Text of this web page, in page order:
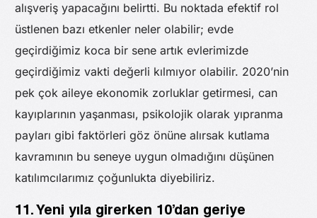
alışveriş yapacağını belirtti. Bu noktada efektif rol
üstlenen bazı etkenler neler olabilir; evde
geçirdiğimiz koca bir sene artık evlerimizde
geçirdiğimiz vakti değerli kılmıyor olabilir. 2020’nin
pek çok aileye ekonomik zorluklar getirmesi, can
kayıplarının yaşanması, psikolojik olarak yıpranma
payları gibi faktörleri göz önüne alırsak kutlama
kavramının bu seneye uygun olmadığını düşünen
katılımcılarımız çoğunlukta diyebiliriz.
11. Yeni yıla girerken 10’dan geriye